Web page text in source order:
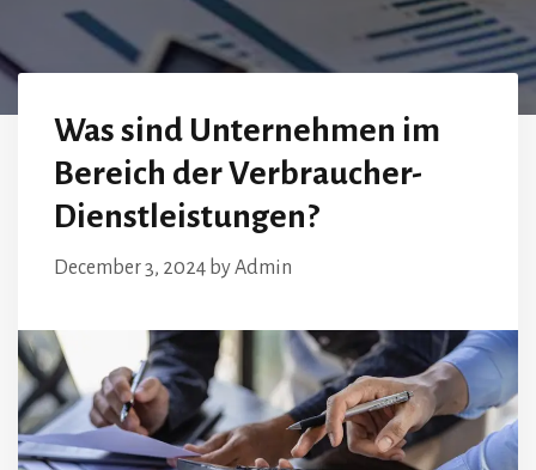
Was sind Unternehmen im
Bereich der Verbraucher-
Dienstleistungen?
December 3, 2024 byAdmin